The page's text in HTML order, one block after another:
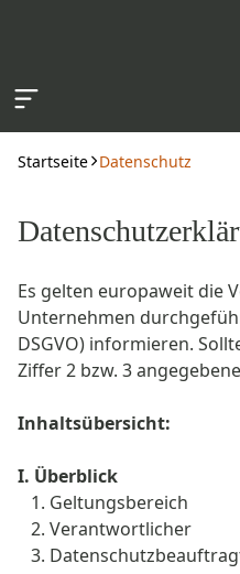
Startseite Datenschutz
Es gelten europaweit die
Unternehmen
DSGVO) informieren.
Ziffer 2 bzw. 3
Inhaltsübersicht:
I. Überblick
1. Geltungsbereich
2. Verantwortlicher
3.